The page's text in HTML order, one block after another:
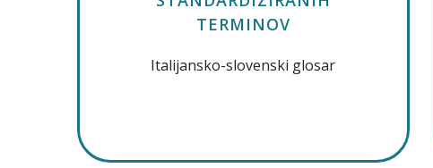
TERMINOV
Italijansko-slovenski glosar